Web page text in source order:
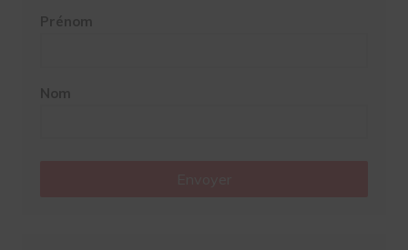
Prénom
Nom